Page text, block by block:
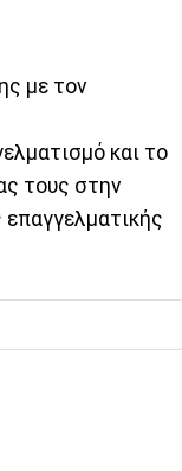
με τον
και το
τους στην